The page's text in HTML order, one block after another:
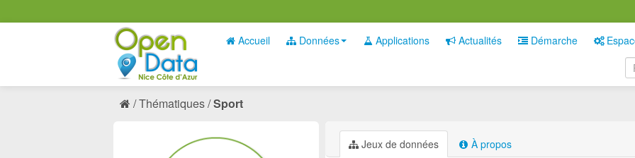
Accueil Données Applications Actualités Démarche
Thématiques Sport
Jeux de données À propos